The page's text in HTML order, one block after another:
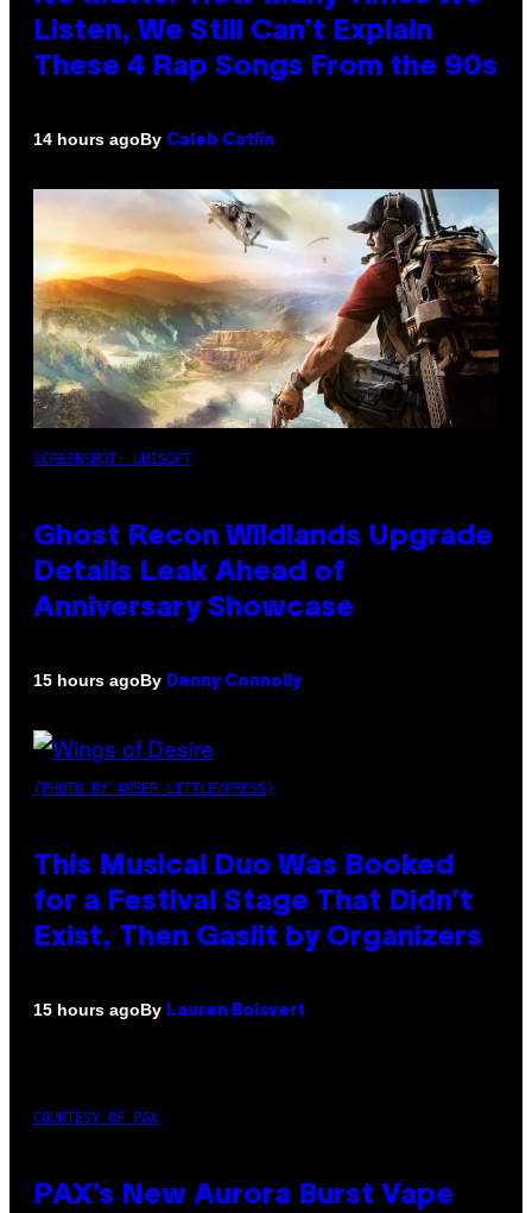
Listen, We Still Can’t Explain
These 4 Rap Songs From the 90s
14 hours agoBy Caleb Catlin
SCREENSHOT: UBISOFT
Ghost Recon Wildlands Upgrade
Details Leak Ahead of
Anniversary Showcase
15 hours agoBy Denny Connolly
(PHOTO BY AMBER LITTLE/PRESS)
This Musical Duo Was Booked
for a Festival Stage That Didn’t
Exist, Then Gaslit by Organizers
15 hours agoBy Lauren Boisvert
COURTESY OF PAX
PAX’s New Aurora Burst Vape